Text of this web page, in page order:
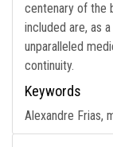
centenary of the
included are, as
unparalleled
continuity.
Keywords
Alexandre Frias,